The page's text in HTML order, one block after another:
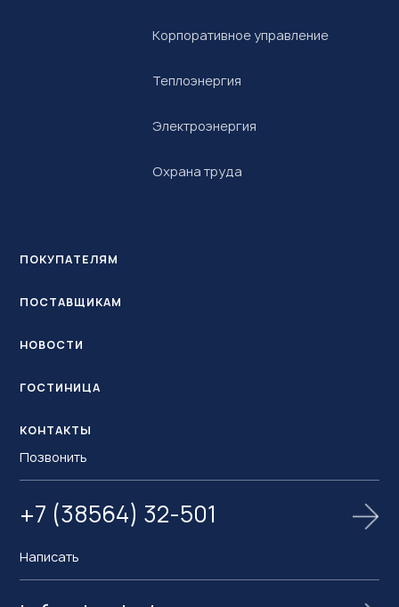
Корпоративное управление
Теплоэнергия
Электроэнергия
Охрана труда
ПОКУПАТЕЛЯМ
ПОСТАВЩИКАМ
НОВОСТИ
ГОСТИНИЦА
КОНТАКТЫ
Позвонить
+7 (38564) 32-501
Написать